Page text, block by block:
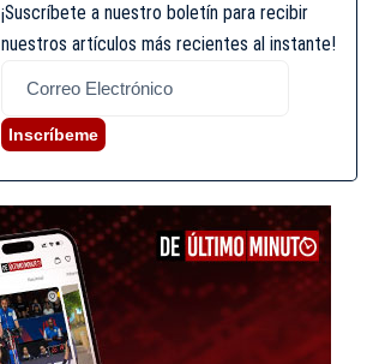
¡Suscríbete a nuestro boletín para recibir
nuestros artículos más recientes al instante!
Inscríbeme